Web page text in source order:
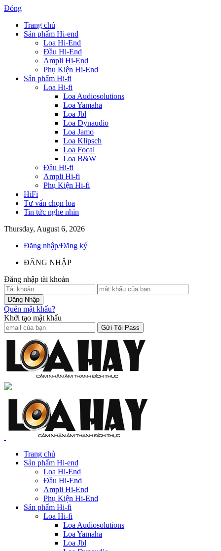
Đóng
Trang chủ
Sản phẩm Hi-end
Loa Hi-End
Đầu Hi-End
Ampli Hi-End
Phụ Kiện Hi-End
Sản phẩm Hi-fi
Loa Hi-fi
Loa Audiosolutions
Loa Yamaha
Loa Jbl
Loa Dynaudio
Loa Jamo
Loa Klipsch
Loa Focal
Loa B&W
Đầu Hi-fi
Ampli Hi-fi
Phụ Kiện Hi-fi
HiFi
Tư vấn chọn loa
Tin tức nghe nhìn
Thursday, August 6, 2026
Đăng nhập/Đăng ký
ĐĂNG NHẬP
Đăng nhập tài khoản
Quên mật khẩu?
Khởi tạo mật khẩu
Trang chủ
Sản phẩm Hi-end
Loa Hi-End
Đầu Hi-End
Ampli Hi-End
Phụ Kiện Hi-End
Sản phẩm Hi-fi
Loa Hi-fi
Loa Audiosolutions
Loa Yamaha
Loa Jbl